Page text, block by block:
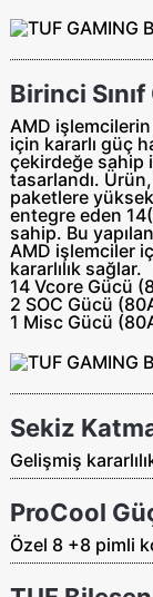
Birinci Sınıf
AMD
için kararlı güç
çekirdeğe sahip
tasarlandı.
paketlere
entegre eden
sahip. Bu
AMD işlemciler
kararlılık sağlar.
14 Vcore Gücü
2 SOC Gücü
1 Misc Gücü
Sekiz
Gelişmiş
ProCool
Özel 8 +8 pimli